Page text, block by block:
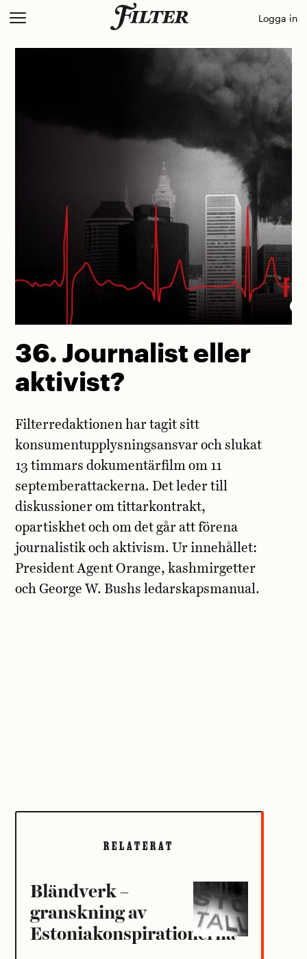
Skip
content
Logga in
36. Journalist eller
aktivist?
Filterredaktionen har tagit sitt
konsumentupplysningsansvar och slukat
13 timmars dokumentärfilm om 11
septemberattackerna. Det leder till
diskussioner om tittarkontrakt,
opartiskhet och om det går att förena
journalistik och aktivism. Ur innehållet:
President Agent Orange, kashmirgetter
och George W. Bushs ledarskapsmanual.
RELATERAT
Bländverk –
granskning av
Estoniakonspirationerna